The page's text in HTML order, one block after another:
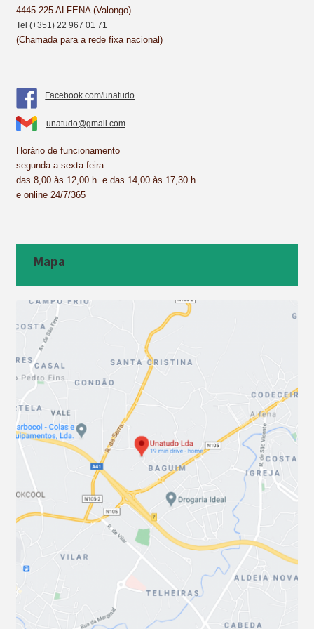
4445-225 ALFENA (Valongo)
Tel (+351) 22 967 01 71
(Chamada para a rede fixa nacional)
Facebook.com/unatudo
unatudo@gmail.com
Horário de funcionamento
segunda a sexta feira
das 8,00 às 12,00 h. e das 14,00 às 17,30 h.
e online 24/7/365
Mapa